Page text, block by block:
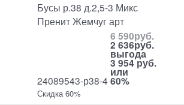
Бусы р.38 д.2,5-3 Микс
Пренит Жемчуг арт
24089543-р38-4
6 590руб.
2 636руб.
выгода
3 954 руб.
или
60%
Скидка 60%